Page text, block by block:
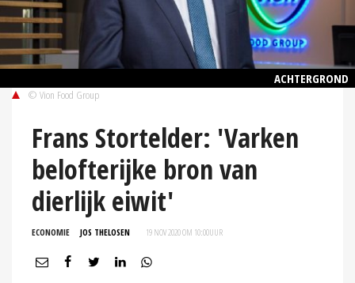
ACHTERGROND
© Vion Food Group
Frans Stortelder: 'Varken
belofterijke bron van
dierlijk eiwit'
ECONOMIE JOS THELOSEN 19 NOV 2020 OM 10:00UUR